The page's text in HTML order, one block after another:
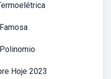
Hoje 2023